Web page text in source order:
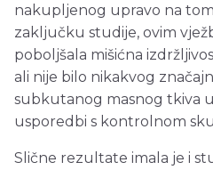
nakupljenog upravo na
zaključku studije, ovim
poboljšala mišićna
ali nije bilo nikakvog
subkutanog masnog tkiva
usporedbi s kontrolnom
Slične rezultate imala je i